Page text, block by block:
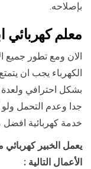
بإصلاحه.
معلم كهربائي
الان ومع تطور جميع
الكهرباء يجب ان
بشكل احترافي ولعدة
جدا وعدم التحمل ولو
خدمة كهربائية
يعمل الخبير كهربائي
الأعمال التالية :